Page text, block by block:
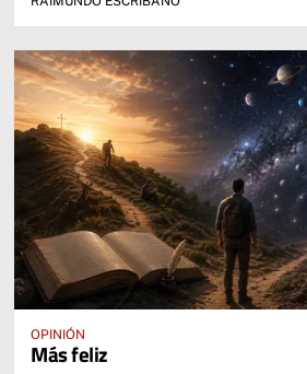
OPINIÓN
Más feliz